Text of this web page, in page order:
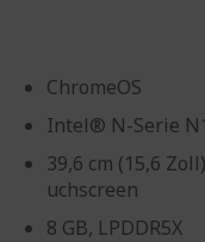
ChromeOS
Intel® N-Serie
39,6 cm (15,6
uchscreen
8 GB, LPDDR5X